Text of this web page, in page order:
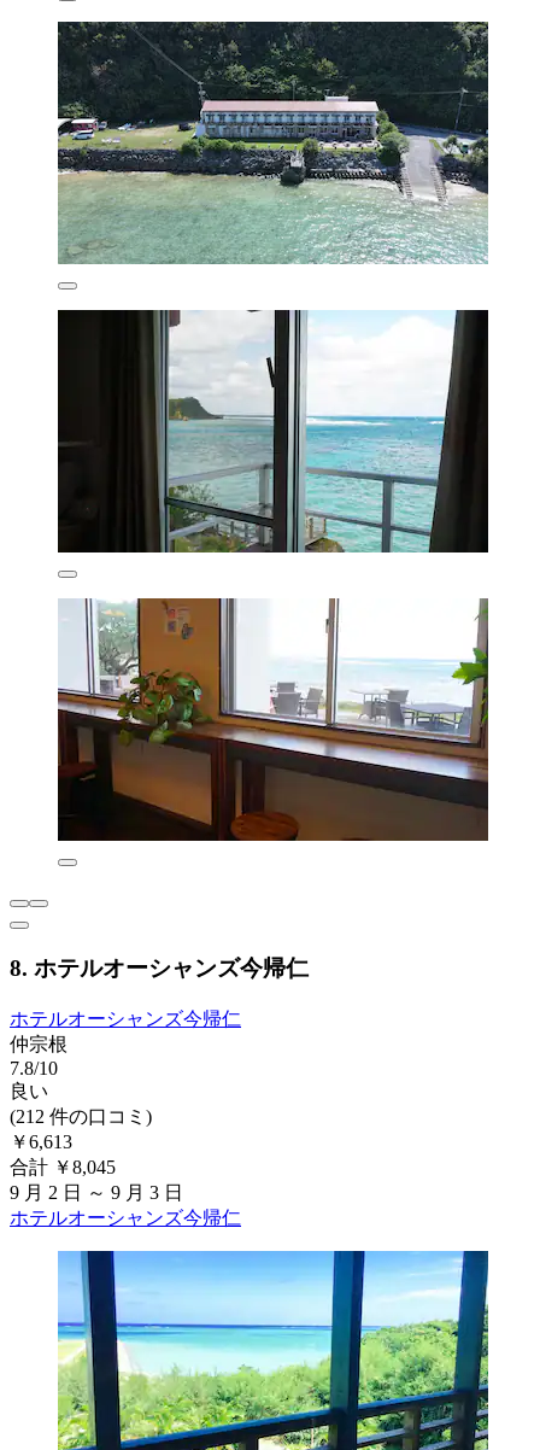
8. ホテルオーシャンズ今帰仁
ホテルオーシャンズ今帰仁
仲宗根
7.8/10
良い
(212 件の口コミ)
￥6,613
合計 ￥8,045
9 月 2 日 ～ 9 月 3 日
ホテルオーシャンズ今帰仁